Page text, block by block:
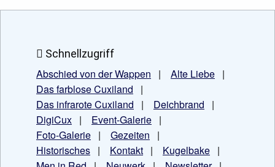
Schnellzugriff
Abschied von der Wappen | Alte Liebe |
Das farblose Cuxiland |
Das infrarote Cuxiland | Deichbrand |
DigiCux | Event-Galerie |
Foto-Galerie | Gezeiten |
Historisches | Kontakt | Kugelbake |